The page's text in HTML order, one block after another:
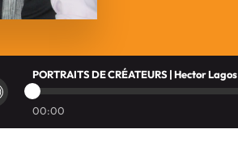
PORTRAITS DE CRÉATEURS | Hector Lagos
00:00